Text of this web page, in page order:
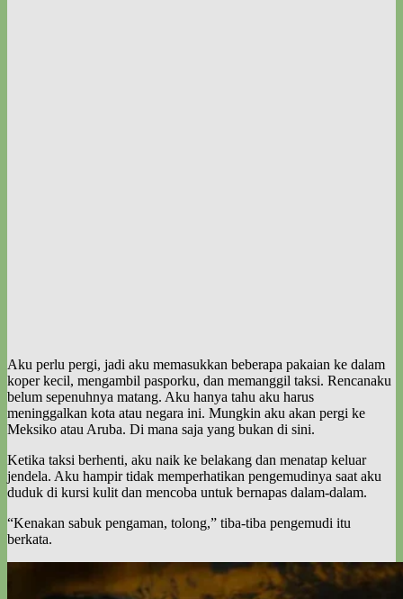
Aku perlu pergi, jadi aku memasukkan beberapa pakaian ke dalam
koper kecil, mengambil pasporku, dan memanggil taksi. Rencanaku
belum sepenuhnya matang. Aku hanya tahu aku harus
meninggalkan kota atau negara ini. Mungkin aku akan pergi ke
Meksiko atau Aruba. Di mana saja yang bukan di sini.
Ketika taksi berhenti, aku naik ke belakang dan menatap keluar
jendela. Aku hampir tidak memperhatikan pengemudinya saat aku
duduk di kursi kulit dan mencoba untuk bernapas dalam-dalam.
“Kenakan sabuk pengaman, tolong,” tiba-tiba pengemudi itu
berkata.